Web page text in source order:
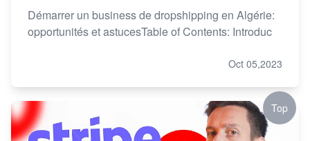
Démarrer un business de dropshipping en Algérie:
opportunités et astucesTable of Contents: Introduc
Oct 05,2023
Top